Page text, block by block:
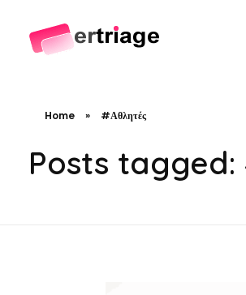
Home » #Αθλητές
Posts tagged: